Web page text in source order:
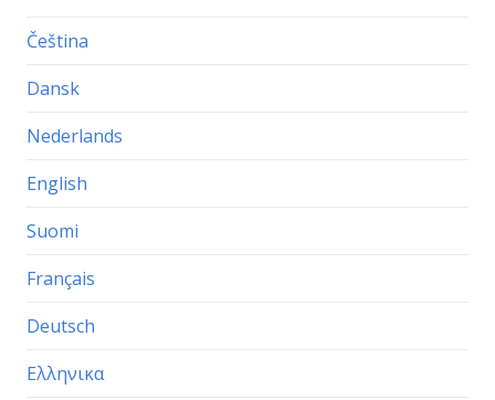
Čeština
Dansk
Nederlands
English
Suomi
Français
Deutsch
Ελληνικα